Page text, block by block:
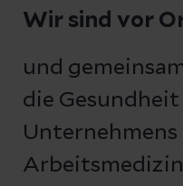
Wir sind vor
und
die Gesundheit
Unternehmens